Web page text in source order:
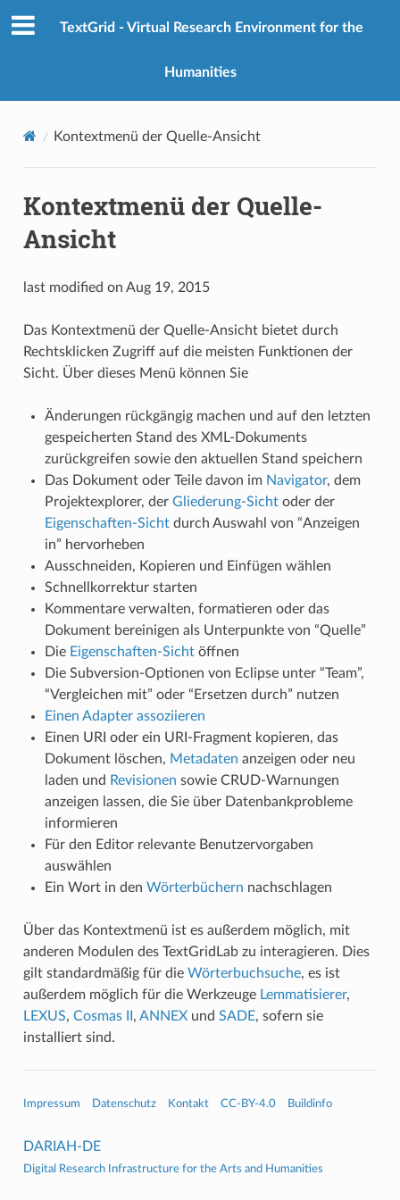
TextGrid - Virtual Research Environment for the
Humanities
Kontextmenü der Quelle-Ansicht
Kontextmenü der Quelle-
Ansicht
last modified on Aug 19, 2015
Das Kontextmenü der Quelle-Ansicht bietet durch
Rechtsklicken Zugriff auf die meisten Funktionen der
Sicht. Über dieses Menü können Sie
Änderungen rückgängig machen und auf den letzten
gespeicherten Stand des XML-Dokuments
zurückgreifen sowie den aktuellen Stand speichern
Das Dokument oder Teile davon im Navigator, dem
Projektexplorer, der Gliederung-Sichtoder der
Eigenschaften-Sichtdurch Auswahl von “Anzeigen
in” hervorheben
Ausschneiden, Kopieren und Einfügen wählen
Schnellkorrektur starten
Kommentare verwalten, formatieren oder das
Dokument bereinigen als Unterpunkte von “Quelle”
Die Eigenschaften-Sichtöffnen
Die Subversion-Optionen von Eclipse unter “Team”,
“Vergleichen mit” oder “Ersetzen durch” nutzen
Einen Adapter assoziieren
Einen URI oder ein URI-Fragment kopieren, das
Dokument löschen, Metadaten anzeigen oder neu
laden und Revisionen sowie CRUD-Warnungen
anzeigen lassen, die Sie über Datenbankprobleme
informieren
Für den Editor relevante Benutzervorgaben
auswählen
Ein Wort in den Wörterbüchern nachschlagen
Über das Kontextmenü ist es außerdem möglich, mit
anderen Modulen des TextGridLab zu interagieren. Dies
gilt standardmäßig für die Wörterbuchsuche, es ist
außerdem möglich für die Werkzeuge Lemmatisierer,
LEXUS, Cosmas II , ANNEXund SADE, sofern sie
installiert sind.
Impressum Datenschutz Kontakt CC-BY-4.0 Buildinfo
DARIAH-DE
Digital Research Infrastructure for the Arts and Humanities